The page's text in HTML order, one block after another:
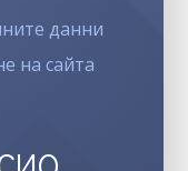
данни
на сайта